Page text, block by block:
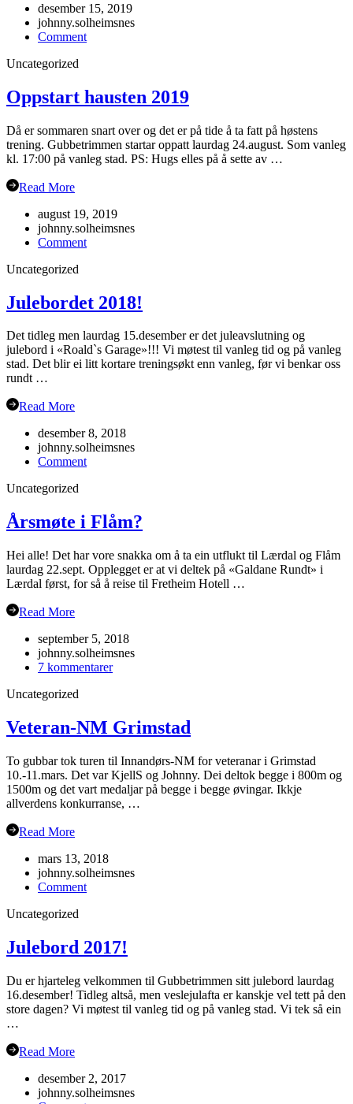
desember 15, 2019
johnny.solheimsnes
Commenton
Uncategorized
Oppstart hausten 2019
Då er sommaren snart over og det er på tide å ta fatt på høstens
trening. Gubbetrimmen startar oppatt laurdag 24.august. Som vanleg
kl. 17:00 på vanleg stad. PS: Hugs elles på å sette av …
Read More
august 19, 2019
johnny.solheimsnes
Commenton
Uncategorized
Julebordet 2018!
Det tidleg men laurdag 15.desember er det juleavslutning og
julebord i «Roald`s Garage»!!! Vi møtest til vanleg tid og på vanleg
stad. Det blir ei litt kortare treningsøkt enn vanleg, før vi benkar oss
rundt …
Read More
desember 8, 2018
johnny.solheimsnes
Commenton
Uncategorized
Årsmøte i Flåm?
Hei alle! Det har vore snakka om å ta ein utflukt til Lærdal og Flåm
laurdag 22.sept. Opplegget er at vi deltek på «Galdane Rundt» i
Lærdal først, for så å reise til Fretheim Hotell …
Read More
september 5, 2018
johnny.solheimsnes
7 kommentarertil
Uncategorized
Veteran-NM Grimstad
To gubbar tok turen til Innandørs-NM for veteranar i Grimstad
10.-11.mars. Det var KjellS og Johnny. Dei deltok begge i 800m og
1500m og det vart medaljar på begge i begge øvingar. Ikkje
allverdens konkurranse, …
Read More
mars 13, 2018
johnny.solheimsnes
Commenton
Uncategorized
Julebord 2017!
Du er hjarteleg velkommen til Gubbetrimmen sitt julebord laurdag
16.desember! Tidleg altså, men veslejulafta er kanskje vel tett på den
store dagen? Vi møtest til vanleg tid og på vanleg stad. Vi tek så ein
…
Read More
desember 2, 2017
johnny.solheimsnes